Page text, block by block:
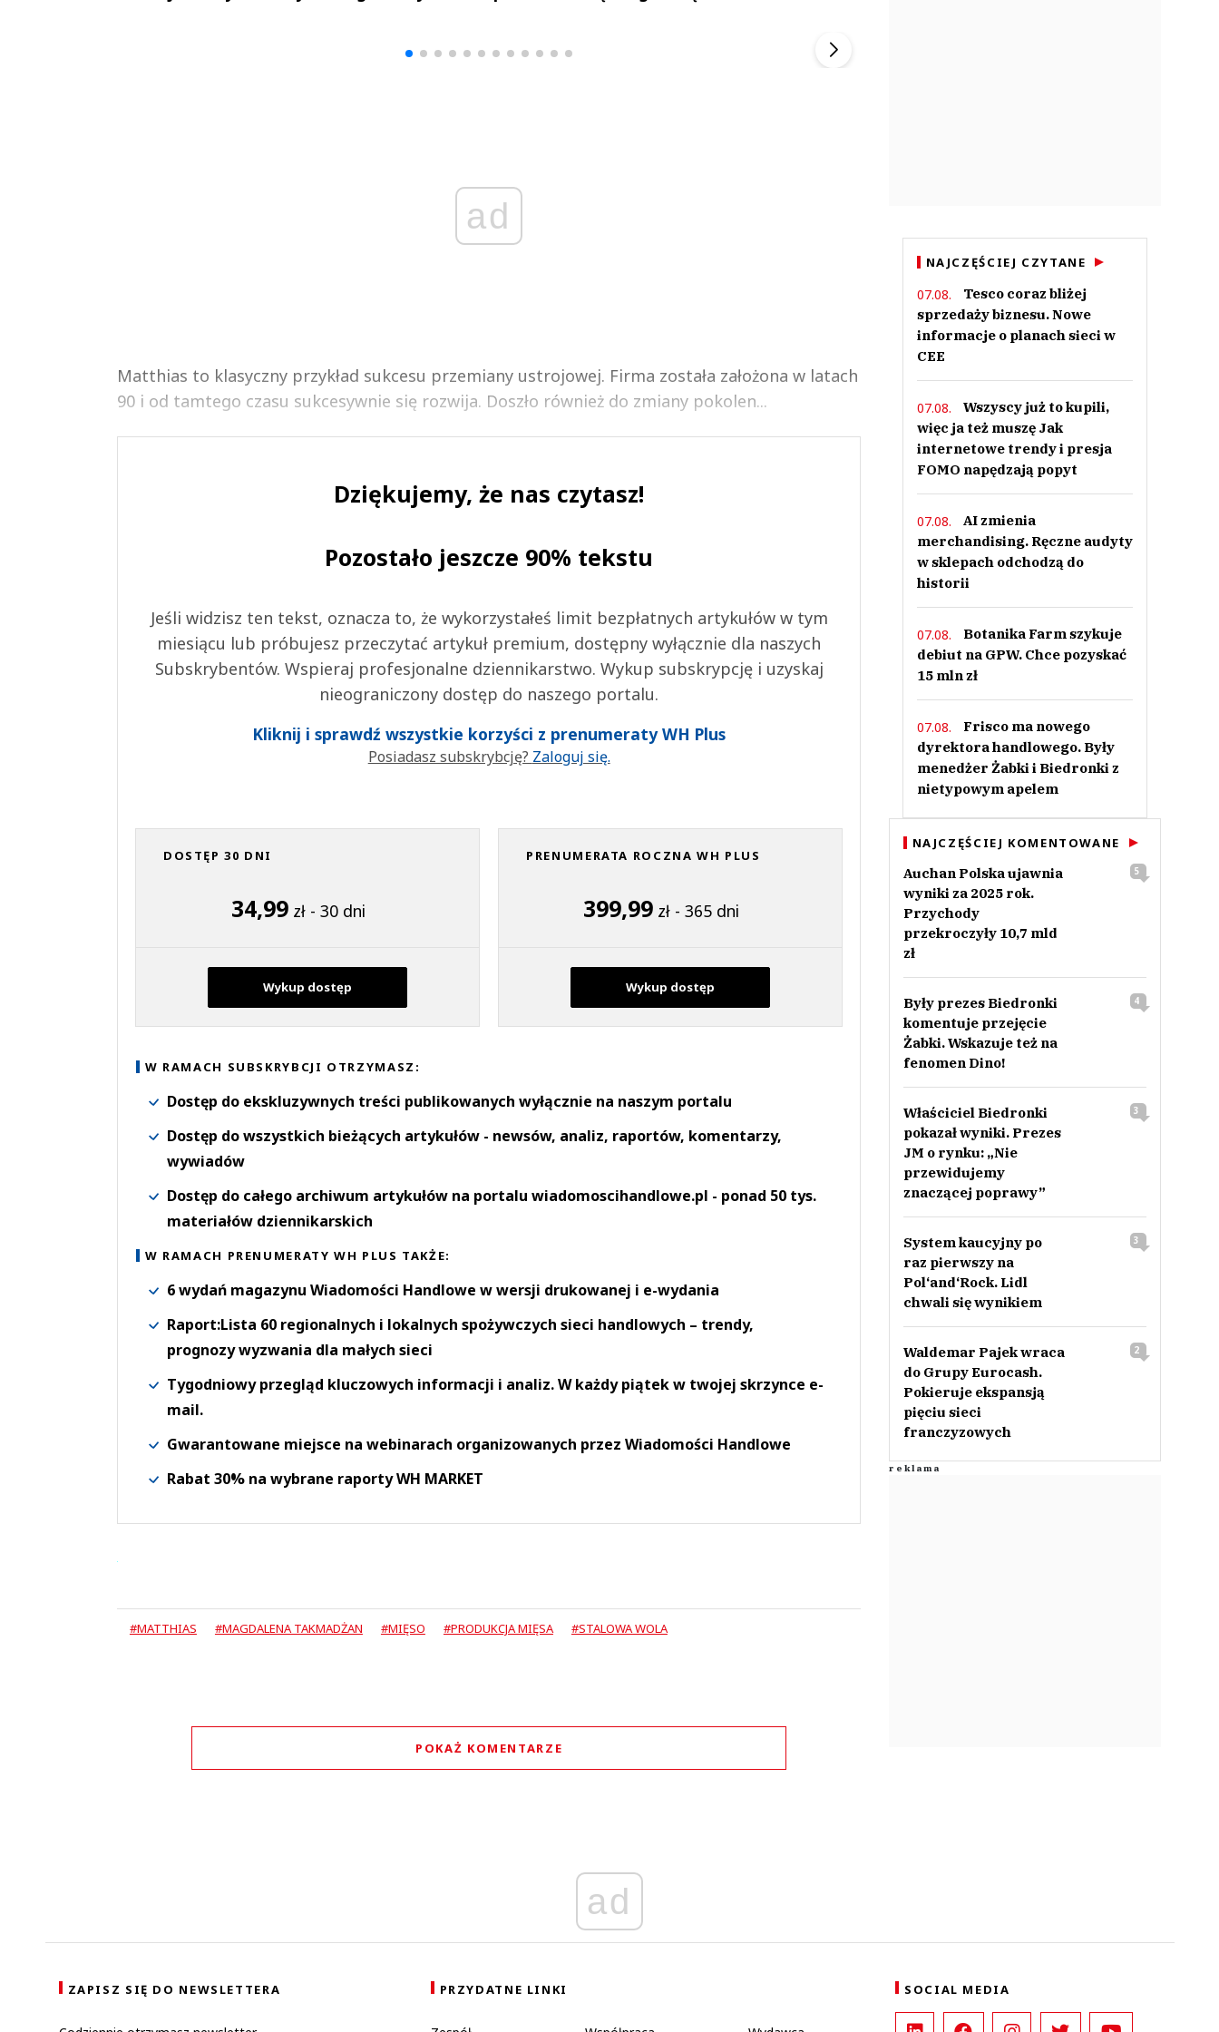
ad
Matthias to klasyczny przykład sukcesu przemiany ustrojowej. Firma została założona w latach
90 i od tamtego czasu sukcesywnie się rozwija. Doszło również do zmiany pokolen...
Dziękujemy, że nas czytasz!
Pozostało jeszcze 90% tekstu
Jeśli widzisz ten tekst, oznacza to, że wykorzystałeś limit bezpłatnych artykułów w tym
miesiącu lub próbujesz przeczytać artykuł premium, dostępny wyłącznie dla naszych
Subskrybentów. Wspieraj profesjonalne dziennikarstwo. Wykup subskrypcję i uzyskaj
nieograniczony dostęp do naszego portalu.
Kliknij i sprawdź wszystkie korzyści z prenumeraty WH Plus
Posiadasz subskrybcję? Zaloguj się.
DOSTĘP 30 DNI
34,99 zł - 30 dni
Wykup dostęp
PRENUMERATA ROCZNA WH PLUS
399,99 zł - 365 dni
Wykup dostęp
W RAMACH SUBSKRYBCJI OTRZYMASZ:
Dostęp do ekskluzywnych treści publikowanych wyłącznie na naszym portalu
Dostęp do wszystkich bieżących artykułów - newsów, analiz, raportów, komentarzy,
wywiadów
Dostęp do całego archiwum artykułów na portalu wiadomoscihandlowe.pl - ponad 50 tys.
materiałów dziennikarskich
W RAMACH PRENUMERATY WH PLUS TAKŻE:
6 wydań magazynu Wiadomości Handlowe w wersji drukowanej i e-wydania
Raport:Lista 60 regionalnych i lokalnych spożywczych sieci handlowych – trendy,
prognozy wyzwania dla małych sieci
Tygodniowy przegląd kluczowych informacji i analiz. W każdy piątek w twojej skrzynce e-
mail.
Gwarantowane miejsce na webinarach organizowanych przez Wiadomości Handlowe
Rabat 30% na wybrane raporty WH MARKET
#MATTHIAS #MAGDALENA TAKMADŻAN #MIĘSO #PRODUKCJA MIĘSA #STALOWA WOLA
POKAŻ KOMENTARZE
NAJCZĘŚCIEJ CZYTANE
07.08.
Tesco coraz bliżej
sprzedaży biznesu. Nowe
informacje o planach sieci w
CEE
07.08.
Wszyscy już to kupili,
więc ja też muszę Jak
internetowe trendy i presja
FOMO napędzają popyt
07.08.
AI zmienia
merchandising. Ręczne audyty
w sklepach odchodzą do
historii
07.08.
Botanika Farm szykuje
debiut na GPW. Chce pozyskać
15 mln zł
07.08.
Frisco ma nowego
dyrektora handlowego. Były
menedżer Żabki i Biedronki z
nietypowym apelem
NAJCZĘŚCIEJ KOMENTOWANE
Auchan Polska ujawnia
wyniki za 2025 rok.
Przychody
przekroczyły 10,7 mld
zł
5
Były prezes Biedronki
komentuje przejęcie
Żabki. Wskazuje też na
fenomen Dino!
4
Właściciel Biedronki
pokazał wyniki. Prezes
JM o rynku: „Nie
przewidujemy
znaczącej poprawy”
3
System kaucyjny po
raz pierwszy na
Pol‘and‘Rock. Lidl
chwali się wynikiem
3
Waldemar Pajek wraca
do Grupy Eurocash.
Pokieruje ekspansją
pięciu sieci
franczyzowych
2
ad
ZAPISZ SIĘ DO NEWSLETTERA PRZYDATNE LINKI SOCIAL MEDIA